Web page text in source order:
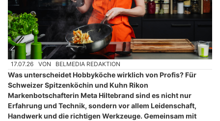
17.07.26 VON BELMEDIA REDAKTION
Was unterscheidet Hobbyköche wirklich von Profis? Für
Schweizer Spitzenköchin und Kuhn Rikon
Markenbotschafterin Meta Hiltebrand sind es nicht nur
Erfahrung und Technik, sondern vor allem Leidenschaft,
Handwerk und die richtigen Werkzeuge. Gemeinsam mit